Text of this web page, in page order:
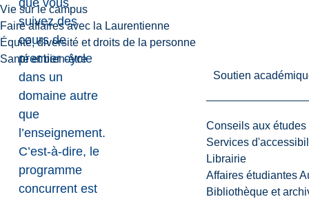
Vie sur le campus
Faire affaires avec la Laurentienne
Équité, diversité et droits de la personne
Santé et bien-être
Soutien
Conseils aux études
Services
Librairie
Affaires étudiantes
Bibliothèque et
que vous
suivez des
cours de
premier cycle
dans un
domaine autre
que
l’enseignement.
C’est-à-dire, le
programme
concurrent est